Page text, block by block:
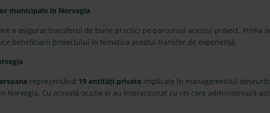
municipale în Norvegia
a asigurat transferul de bune practici pe parcursul acestui proiect. Prima
beneficiarii proiectului în tematica acestui transfer de experiență.
reprezentând 19 entități private implicate în managementul
Norvegia. Cu această ocazie ei au interacționat cu cei care administrează